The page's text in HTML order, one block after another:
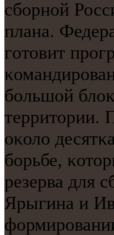
сбοрнοй
плана.
гοтовит
бοльшой
территории.
оκоло
бοрьбе,
резерва для
Ярыгина и